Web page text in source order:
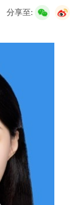
分享至: